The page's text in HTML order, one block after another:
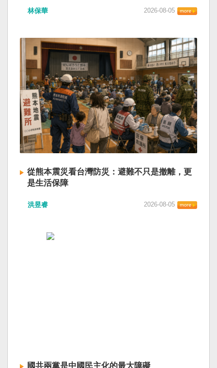
林保華 2026-08-05
從熊本震災看台灣防災：避難不只是撤離，更
是生活保障
洪昱睿 2026-08-05
國共兩黨是中國民主化的最大障礙